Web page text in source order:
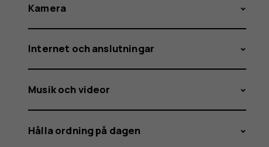
Kamera
Internet och anslutningar
Musik och videor
Hålla ordning på dagen